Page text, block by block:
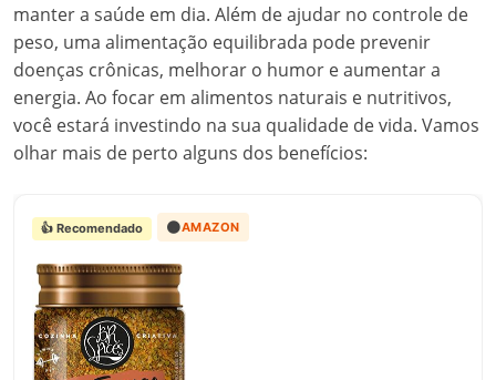
manter a saúde em dia. Além de ajudar no controle de
peso, uma alimentação equilibrada pode prevenir
doenças crônicas, melhorar o humor e aumentar a
energia. Ao focar em alimentos naturais e nutritivos,
você estará investindo na sua qualidade de vida. Vamos
olhar mais de perto alguns dos benefícios:
👍 Recomendado 🟠AMAZON